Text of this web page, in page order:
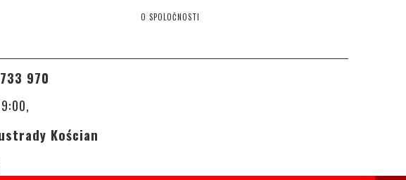
O SPOLOČNOSTI
970
Kościan